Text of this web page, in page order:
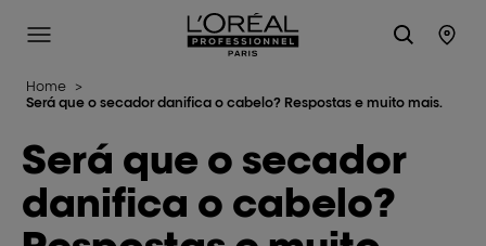
L'Oréal Professionnel Paris
Site Menu
Home >
Será que o secador danifica o cabelo? Respostas e muito mais.
Será que o secador
danifica o cabelo?